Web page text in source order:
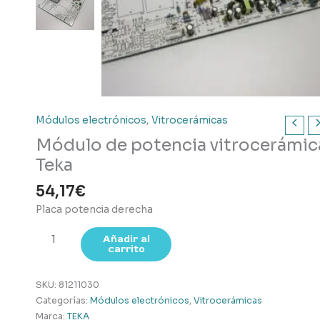
Módulos electrónicos, Vitrocerámicas
Módulo de potencia
Teka
54,17€
Placa potencia derecha
Módulo
vitrocerámica
Teka
cantidad
Añadir al
carrito
SKU: 81211030
Categorías: Módulos electrónicos, Vitrocerámicas
Marca: TEKA